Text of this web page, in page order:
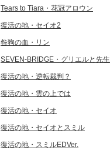
Tears to Tiara・花冠アロウン
復活の地・セイオ2
咎狗の血・リン
SEVEN-BRIDGE・グリエルと先生
復活の地・逆転裁判？
復活の地・雲の上では
復活の地・セイオ
復活の地・セイオとスミル
復活の地・スミルEDVer.